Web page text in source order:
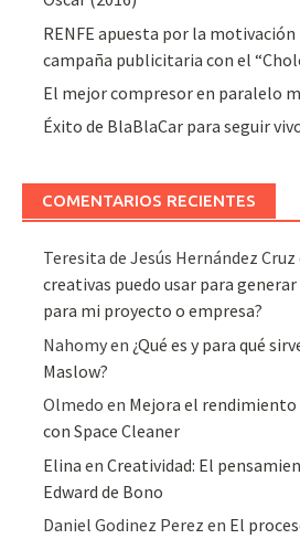
RENFE apuesta por la
campaña publicitaria con el
El mejor compresor en paralelo
Éxito de BlaBlaCar para seguir
COMENTARIOS RECIENTES
Teresita de Jesús Hernández Cruz
creativas puedo usar para
para mi proyecto o empresa?
Nahomyen ¿Qué es y para qué
Maslow?
Olmedo en Mejora el
con Space Cleaner
Elina enCreatividad: El
Edward de Bono
Daniel Godinez Perez en El